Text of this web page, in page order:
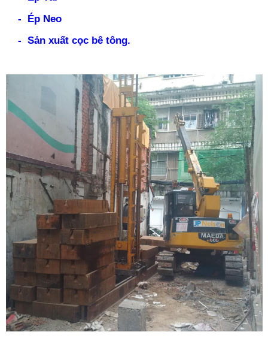
- Ép Neo
- Sản xuất cọc bê tông.